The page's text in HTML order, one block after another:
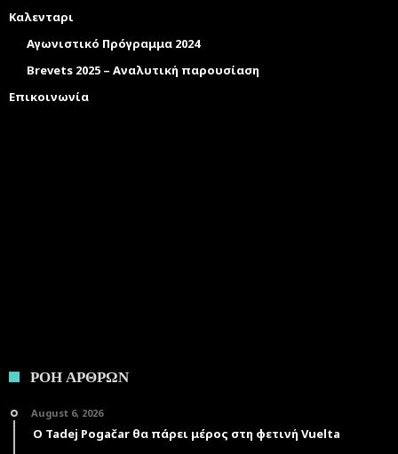
Καλενταρι
Αγωνιστικό Πρόγραμμα 2024
Brevets 2025 – Αναλυτική παρουσίαση
Επικοινωνία
ΡΟΗ ΑΡΘΡΩΝ
August 6, 2026
Ο Tadej Pogačar θα πάρει μέρος στη φετινή Vuelta